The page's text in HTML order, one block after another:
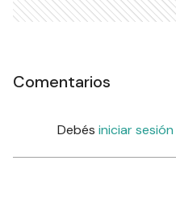
Comentarios
Debés iniciar sesión